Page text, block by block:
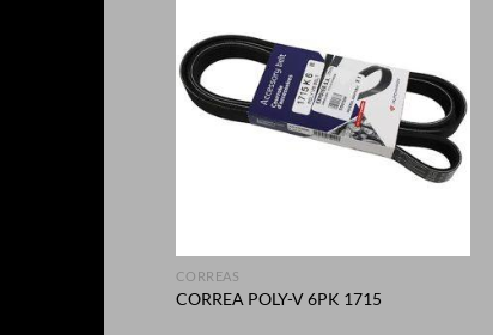
CORREAS
CORREA POLY-V 6PK 1715